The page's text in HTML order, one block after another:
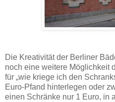
Die Kreativität der Berliner
noch eine weitere Möglichkeit
für „wie kriege ich den
Euro-Pfand hinterlegen oder
einen Schränke nur 1 Euro, in